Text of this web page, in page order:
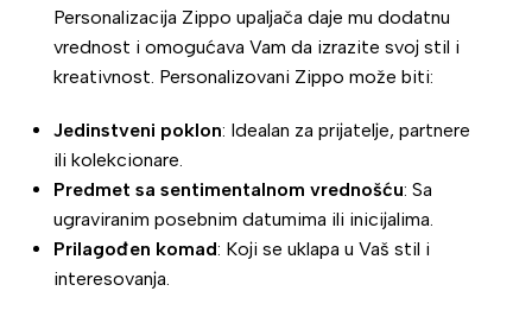
Personalizacija Zippo upaljača daje mu dodatnu
vrednost i omogućava Vam da izrazite svoj stil i
kreativnost. Personalizovani Zippo može biti:
Jedinstveni poklon: Idealan za prijatelje, partnere
ili kolekcionare.
Predmet sa sentimentalnom vrednošću: Sa
ugraviranim posebnim datumima ili inicijalima.
Prilagođen komad: Koji se uklapa u Vaš stil i
interesovanja.